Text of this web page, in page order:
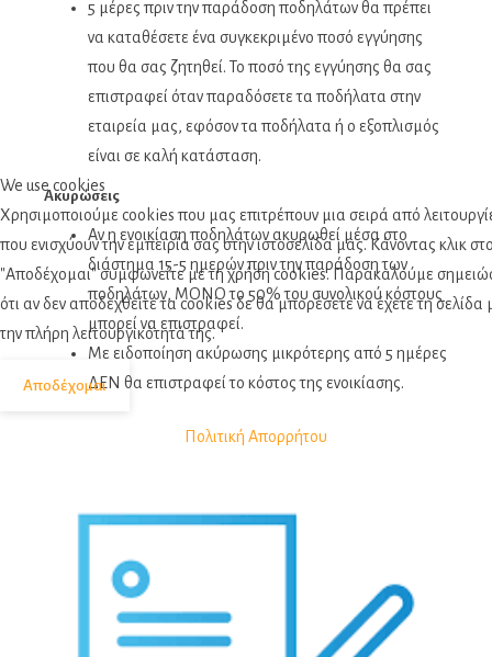
5 μέρες πριν την παράδοση ποδηλάτων θα πρέπει
να καταθέσετε ένα συγκεκριμένο ποσό εγγύησης
που θα σας ζητηθεί. Το ποσό της εγγύησης θα σας
επιστραφεί όταν παραδόσετε τα ποδήλατα στην
εταιρεία μας, εφόσον τα ποδήλατα ή ο εξοπλισμός
είναι σε καλή κατάσταση.
Ακυρώσεις
Αν η ενοικίαση ποδηλάτων ακυρωθεί μέσα στο
διάστημα 15-5 ημερών πριν την παράδοση των
ποδηλάτων, ΜΟΝΟ το 50% του συνολικού κόστους
μπορεί να επιστραφεί.
Με ειδοποίηση ακύρωσης μικρότερης από 5 ημέρες
ΔΕΝ θα επιστραφεί το κόστος της ενοικίασης.
We use cookies
Χρησιμοποιούμε cookies που μας επιτρέπουν μια σειρά από
που ενισχύουν την εμπειρία σας στην ιστοσελίδα μας. Κάνοντας κλικ
"Αποδέχομαι" συμφωνείτε με τη χρήση cookies. Παρακαλούμε
ότι αν δεν αποδεχθείτε τα cookies δε θα μπορέσετε να έχετε τη σελίδα
την πλήρη λειτουργικότητά της.
Αποδέχομαι
Πολιτική Απορρήτου